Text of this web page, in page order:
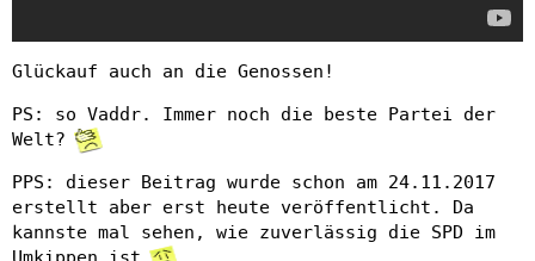
Glückauf auch an die Genossen!
PS: so Vaddr. Immer noch die beste Partei der
Welt?
PPS: dieser Beitrag wurde schon am 24.11.2017
erstellt aber erst heute veröffentlicht. Da
kannste mal sehen, wie zuverlässig die SPD im